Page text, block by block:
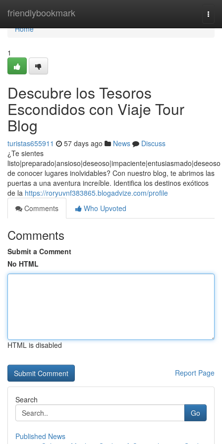
friendlybookmark
Home
Home
1
Descubre los Tesoros
Escondidos con Viaje Tour
Blog
turistas655911 57 days ago News
Discuss
¿Te sientes
listo|preparado|ansioso|deseoso|impaciente|entusiasmado|deseoso
de conocer lugares inolvidables? Con nuestro blog, te abrimos las
puertas a una aventura increíble. Identifica los destinos exóticos
de la https://roryuvnf383865.blogadvize.com/profile
Comments
Who Upvoted
Comments
Submit a Comment
No HTML
HTML is disabled
Report Page
Search
Go
Published News